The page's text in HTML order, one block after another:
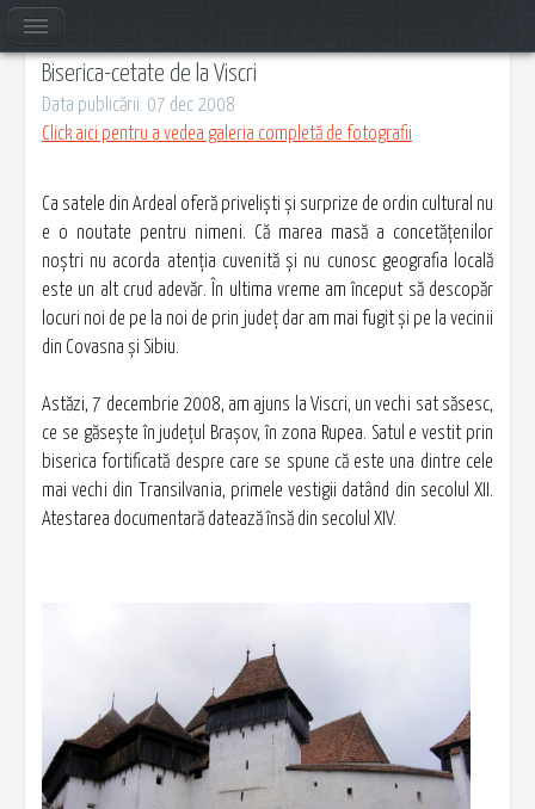
Biserica-cetate de la Viscri
Data publicării: 07 dec 2008
Click aici pentru a vedea galeria completă de fotografii
Ca satele din Ardeal oferă privelişti şi surprize de ordin cultural nu
e o noutate pentru nimeni. Că marea masă a concetăţenilor
noştri nu acorda atenţia cuvenită şi nu cunosc geografia locală
este un alt crud adevăr. În ultima vreme am început să descopăr
locuri noi de pe la noi de prin judeţ dar am mai fugit şi pe la vecinii
din Covasna şi Sibiu.
Astăzi, 7 decembrie 2008, am ajuns la Viscri, un vechi sat săsesc,
ce se găseşte în judeţul Braşov, în zona Rupea. Satul e vestit prin
biserica fortificată despre care se spune că este una dintre cele
mai vechi din Transilvania, primele vestigii datând din secolul XII.
Atestarea documentară datează însă din secolul XIV.